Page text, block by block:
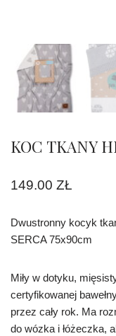
KOC TKANY
149.00 ZŁ
Dwustronny kocyk
SERCA 75x90cm
Miły w dotyku,
certyfikowanej
przez cały rok. Ma
do wózka i łóżeczka,